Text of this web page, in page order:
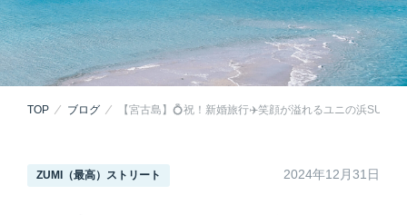
TOP ブログ 【宮古島】💍祝！新婚旅行✈️笑顔が溢れるユニの浜SUPツ
ZUMI（最高）ストリート 2024年12月31日